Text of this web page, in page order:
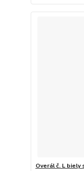
Overál č. L biely